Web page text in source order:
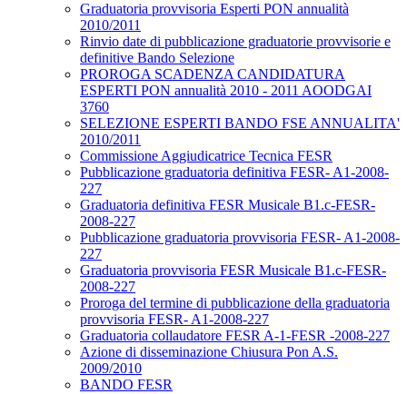
Graduatoria provvisoria Esperti PON annualità
2010/2011
Rinvio date di pubblicazione graduatorie provvisorie e
definitive Bando Selezione
PROROGA SCADENZA CANDIDATURA
ESPERTI PON annualità 2010 - 2011 AOODGAI
3760
SELEZIONE ESPERTI BANDO FSE ANNUALITA'
2010/2011
Commissione Aggiudicatrice Tecnica FESR
Pubblicazione graduatoria definitiva FESR- A1-2008-
227
Graduatoria definitiva FESR Musicale B1.c-FESR-
2008-227
Pubblicazione graduatoria provvisoria FESR- A1-2008-
227
Graduatoria provvisoria FESR Musicale B1.c-FESR-
2008-227
Proroga del termine di pubblicazione della graduatoria
provvisoria FESR- A1-2008-227
Graduatoria collaudatore FESR A-1-FESR -2008-227
Azione di disseminazione Chiusura Pon A.S.
2009/2010
BANDO FESR